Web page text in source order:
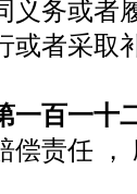
义务或者
或者采取
一百一十
偿责任